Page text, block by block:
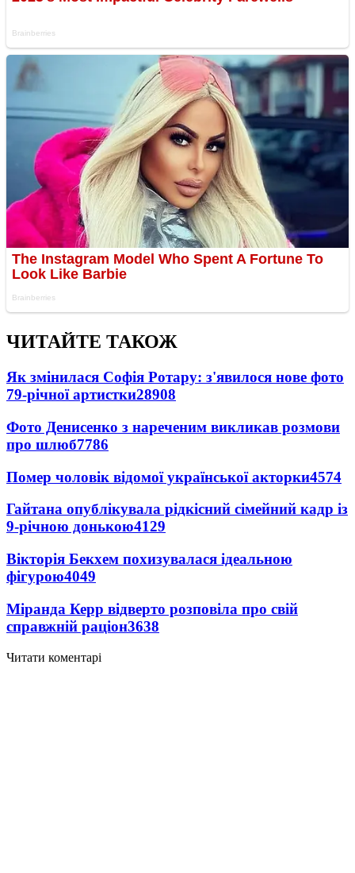
ЧИТАЙТЕ ТАКОЖ
Як змінилася Софія Ротару: з'явилося нове фото
79-річної артистки28908
Фото Денисенко з нареченим викликав розмови
про шлюб7786
Помер чоловік відомої української акторки4574
Гайтана опублікувала рідкісний сімейний кадр із
9-річною донькою4129
Вікторія Бекхем похизувалася ідеальною
фігурою4049
Міранда Керр відверто розповіла про свій
справжній раціон3638
Читати коментарі